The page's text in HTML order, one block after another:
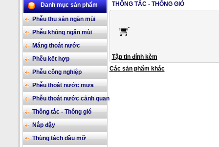
2/17
Danh mục sản phẩm
Phễu thu sàn ngăn mùi
Phễu không ngăn mùi
Máng thoát nước
Phễu kết hợp
Phễu công nghiệp
Phễu thoát nước mưa
Phễu thoát nước cảnh quan
Thông tắc - Thông gió
Nắp đậy
Thùng tách dầu mỡ
THÔNG TẮC - THÔNG GIÓ
Tập tin đính kèm
Các sản phẩm khác